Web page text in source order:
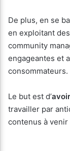
De plus, en se
en exploitant
community
engageantes et
consommateurs.
Le but est d’
travailler par
contenus à venir